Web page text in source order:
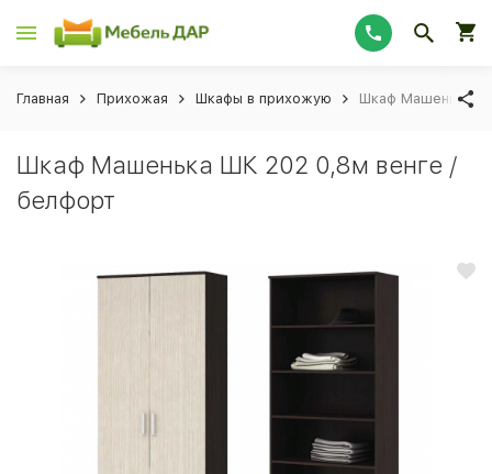
Главная Прихожая Шкафы в прихожую Шкаф Машенька
Шкаф Машенька ШК 202 0,8м венге /
белфорт